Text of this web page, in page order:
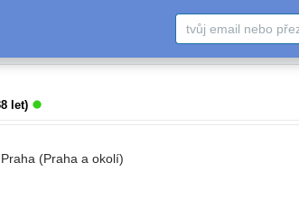
let)
(Praha a okolí)